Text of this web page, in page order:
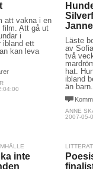
att vakna i en
film. Att gå ut
i
ibland ett
kan leva
Janne
Läste
av
två
hat.
ibland
än barn.
ANNE
2007-05-
inte